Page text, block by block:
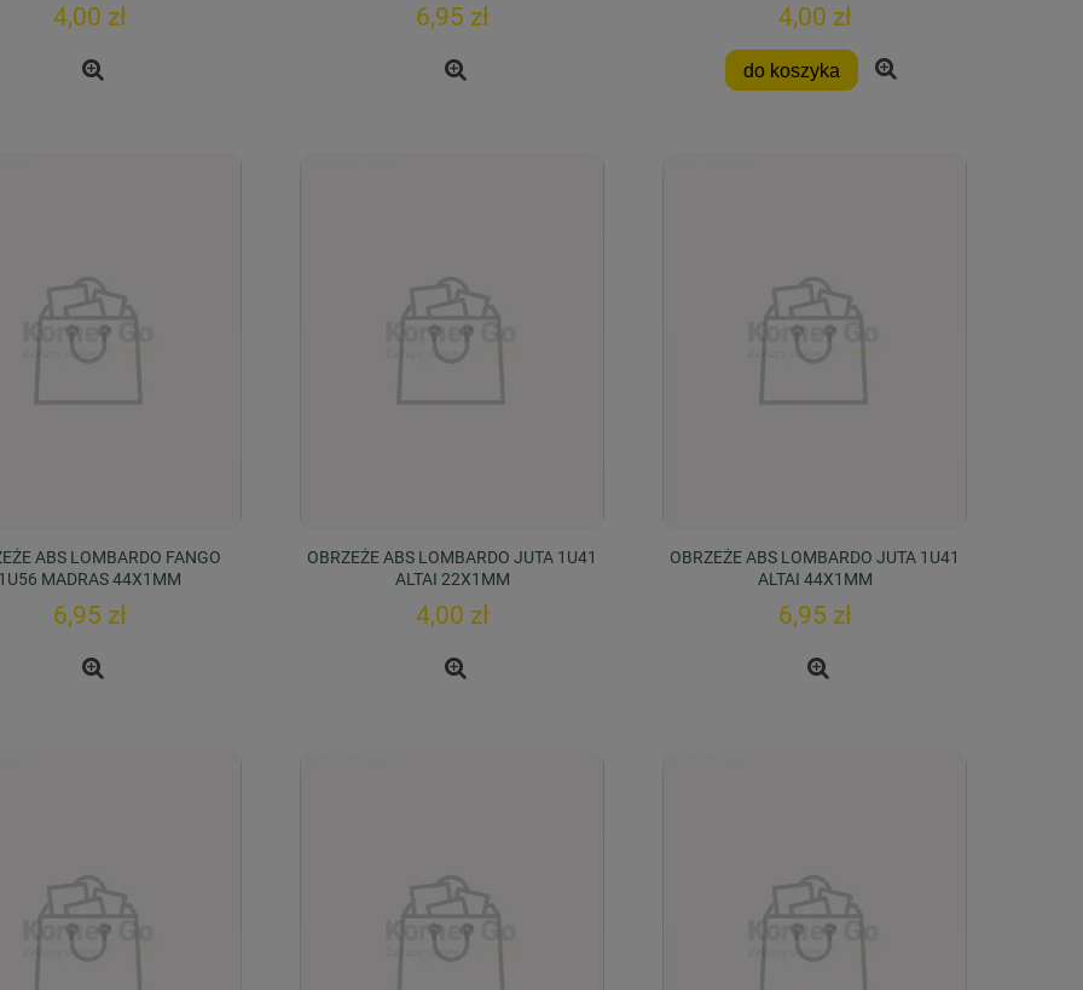
4,00 zł 6,95 zł 4,00 zł
do koszyka
ABS LOMBARDO FANGO
MADRAS 44X1MM
6,95 zł
OBRZEŻE ABS LOMBARDO JUTA 1U41
ALTAI 22X1MM
4,00 zł
OBRZEŻE ABS LOMBARDO JUTA 1U41
ALTAI 44X1MM
6,95 zł